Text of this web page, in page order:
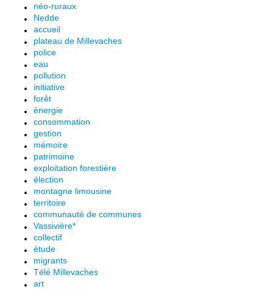
néo-ruraux
Nedde
accueil
plateau de Millevaches
police
eau
pollution
initiative
forêt
énergie
consommation
gestion
mémoire
patrimoine
exploitation forestière
élection
montagne limousine
territoire
communauté de communes
Vassivière*
collectif
étude
migrants
Télé Millevaches
art